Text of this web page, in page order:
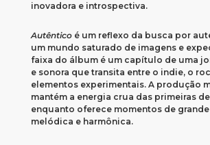
inovadora e introspectiva.
Autênticoé um reflexo da busca por
um mundo saturado de imagens e
faixa do álbum é um capítulo de uma
e sonora que transita entre o indie, o
elementos experimentais. A produção
mantém a energia crua das primeiras
enquanto oferece momentos de
melódica e harmônica.